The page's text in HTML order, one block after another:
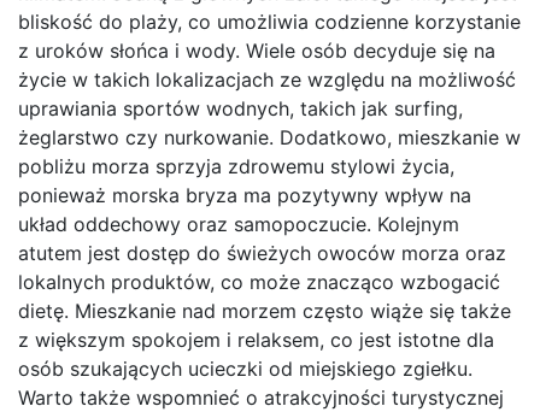
bliskość do plaży, co umożliwia codzienne korzystanie
z uroków słońca i wody. Wiele osób decyduje się na
życie w takich lokalizacjach ze względu na możliwość
uprawiania sportów wodnych, takich jak surfing,
żeglarstwo czy nurkowanie. Dodatkowo, mieszkanie w
pobliżu morza sprzyja zdrowemu stylowi życia,
ponieważ morska bryza ma pozytywny wpływ na
układ oddechowy oraz samopoczucie. Kolejnym
atutem jest dostęp do świeżych owoców morza oraz
lokalnych produktów, co może znacząco wzbogacić
dietę. Mieszkanie nad morzem często wiąże się także
z większym spokojem i relaksem, co jest istotne dla
osób szukających ucieczki od miejskiego zgiełku.
Warto także wspomnieć o atrakcyjności turystycznej